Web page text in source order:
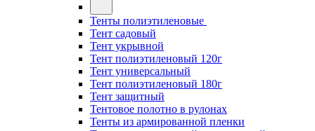
Тенты полиэтиленовые
Тент садовый
Тент укрывной
Тент полиэтиленовый 120г
Тент универсальный
Тент полиэтиленовый 180г
Тент защитный
Тентовое полотно в рулонах
Тенты из армированной пленки